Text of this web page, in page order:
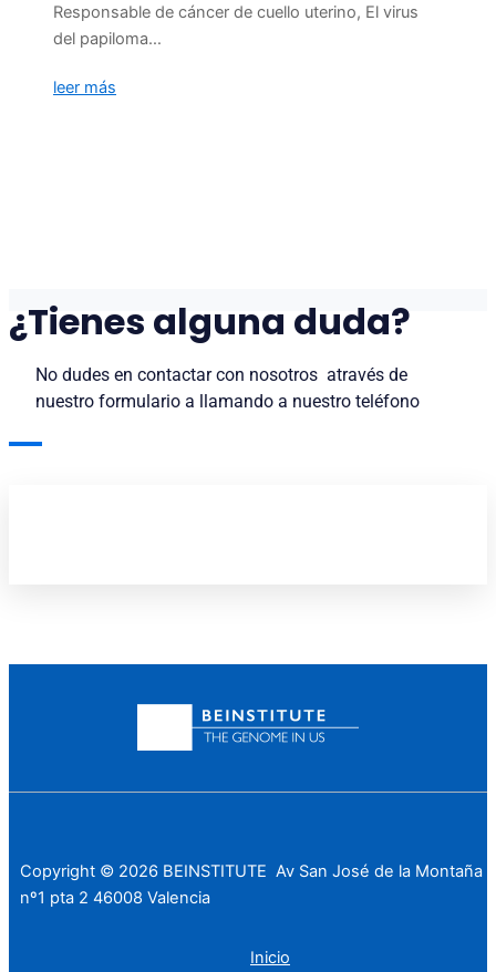
Responsable de cáncer de cuello uterino, El virus
del papiloma…
leer más
¿Tienes alguna duda?
No dudes en contactar con nosotros através de
nuestro formulario a llamando a nuestro teléfono
Copyright © 2026 BEINSTITUTE Av San José de la Montaña
nº1 pta 2 46008 Valencia
Inicio